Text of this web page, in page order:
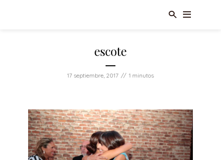
escote
17 septiembre, 2017 1 minutos